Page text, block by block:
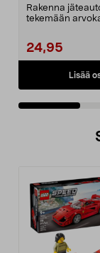
vuotiaille
Rakenna
tekemään
24,95
Lisää